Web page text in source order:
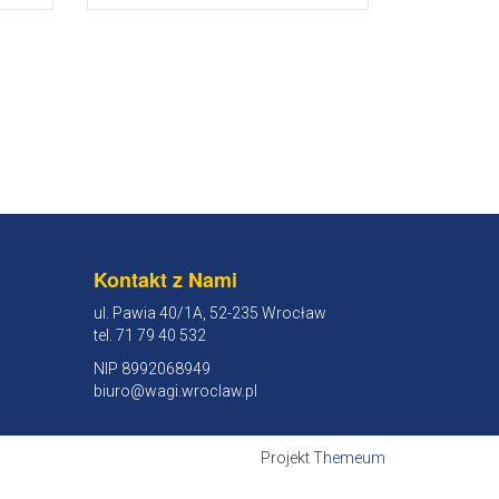
Kontakt z Nami
ul. Pawia 40/1A, 52-235 Wrocław
tel. 71 79 40 532
NIP 8992068949
biuro@wagi.wroclaw.pl
ProjektThemeum